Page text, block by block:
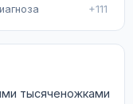
+111
тысяченожками